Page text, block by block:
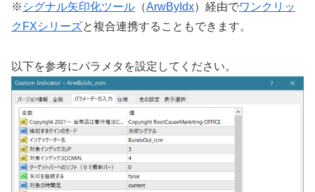
※ シグナル矢印化ツール （ArwByIdx）経由でワンクリッ
クFXシリーズと複合連携することもできます。
以下を参考にパラメタを設定してください。